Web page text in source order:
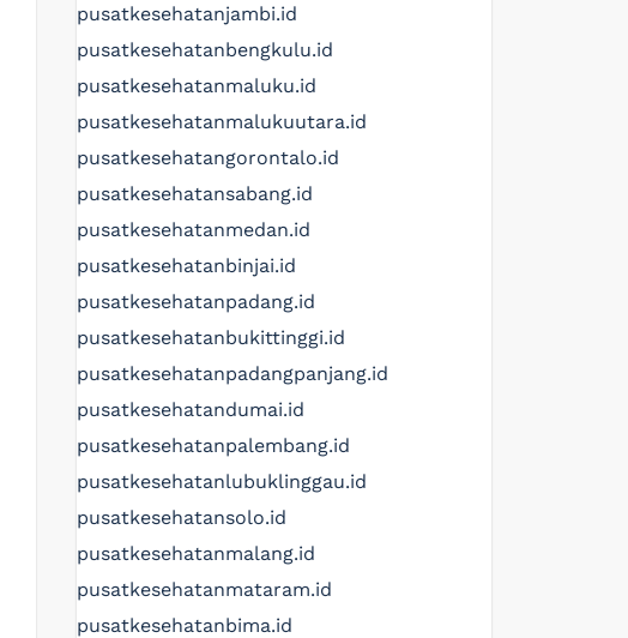
pusatkesehatanjambi.id
pusatkesehatanbengkulu.id
pusatkesehatanmaluku.id
pusatkesehatanmalukuutara.id
pusatkesehatangorontalo.id
pusatkesehatansabang.id
pusatkesehatanmedan.id
pusatkesehatanbinjai.id
pusatkesehatanpadang.id
pusatkesehatanbukittinggi.id
pusatkesehatanpadangpanjang.id
pusatkesehatandumai.id
pusatkesehatanpalembang.id
pusatkesehatanlubuklinggau.id
pusatkesehatansolo.id
pusatkesehatanmalang.id
pusatkesehatanmataram.id
pusatkesehatanbima.id